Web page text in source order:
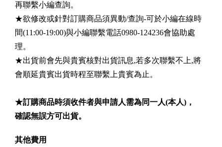
再聯繫小編查詢。
★欲修改或針對訂購商品須異動/查詢-可於小編在線時
間(11:00-19:00)與小編聯繫電話0980-124236會協助處
理。
★出貨前會先與貴賓核對出貨訊息,若多次聯繫不上,將
會順延貴賓出貨時程至聯繫上貴賓為止。
★訂購商品時須收件者與申請人需為同一人(本人)，
確認無誤方可出貨。
其他費用